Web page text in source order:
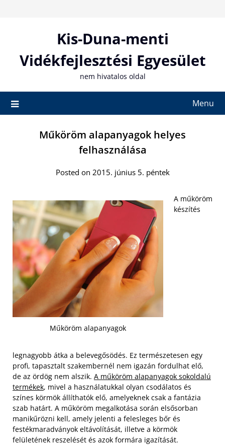
Kis-Duna-menti
Vidékfejlesztési Egyesület
nem hivatalos oldal
Menu
Műköröm alapanyagok helyes
felhasználása
Posted on 2015. június 5. péntek
Műköröm alapanyagok
A műköröm
készítés
legnagyobb átka a belevegősödés. Ez természetesen egy
profi, tapasztalt szakembernél nem igazán fordulhat elő,
de az ördög nem alszik. A műköröm alapanyagok sokoldalú
termékek, mivel a használatukkal olyan csodálatos és
színes körmök állíthatók elő, amelyeknek csak a fantázia
szab határt. A műköröm megalkotása során elsősorban
manikűrözni kell, amely jelenti a felesleges bőr és
festékmaradványok eltávolítását, illetve a körmök
felületének reszelését és azok formára igazítását.